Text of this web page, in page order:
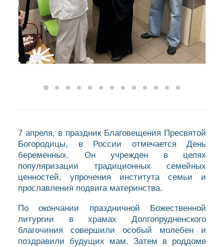
7 апреля, в праздник Благовещения Пресвятой
Богородицы, в России отмечается День
беременных. Он учрежден в целях
популяризации традиционных семейных
ценностей, упрочения института семьи и
прославления подвига материнства.
По окончании праздничной Божественной
литургии в храмах Долгопрудненского
благочиния совершили особый молебен и
поздравили будущих мам. Затем в роддоме